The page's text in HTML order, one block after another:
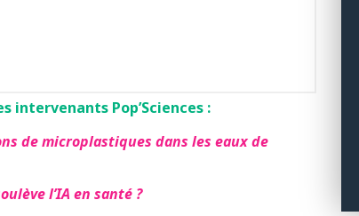
intervenants Pop’Sciences :
de microplastiques dans les eaux de
l’IA en santé ?